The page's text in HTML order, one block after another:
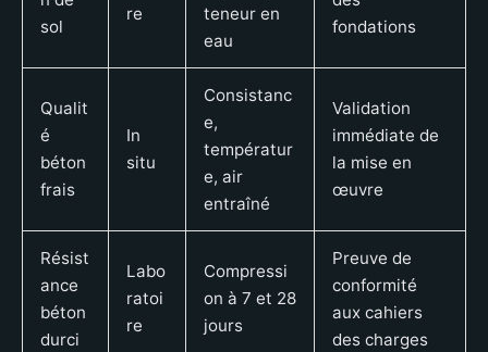
sol
re
teneur en
eau
fondations
Qualit
é
béton
frais
In
situ
Consistanc
e,
températur
e, air
entraîné
Validation
immédiate de
la mise en
œuvre
Résist
ance
béton
durci
Labo
ratoi
re
Compressi
on à 7 et 28
jours
Preuve de
conformité
aux cahiers
des charges